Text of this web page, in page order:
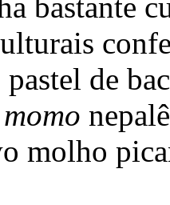
de
momo
molho